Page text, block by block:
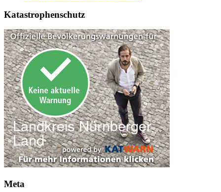
Katastrophenschutz
Meta